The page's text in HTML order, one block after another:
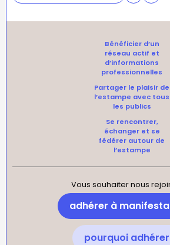
Bénéficier d’un
réseau actif et
d’informations
professionnelles
Partager le plaisir de
l’estampe avec tous
les publics
Se rencontrer,
échanger et se
fédérer autour de
l’estampe
Vous souhaiter nous
adhérer à
pourquoi